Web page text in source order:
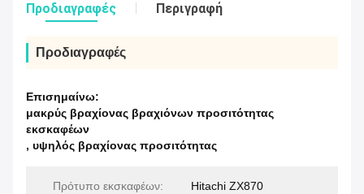
Προδιαγραφές Περιγραφή
Προδιαγραφές
Επισημαίνω:
μακρύς βραχίονας βραχιόνων προσιτότητας
εκσκαφέων
, υψηλός βραχίονας προσιτότητας
Πρότυπο εκσκαφέων: Hitachi ZX870